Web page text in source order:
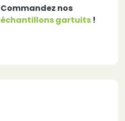
Commandez nos
échantillons gartuits!